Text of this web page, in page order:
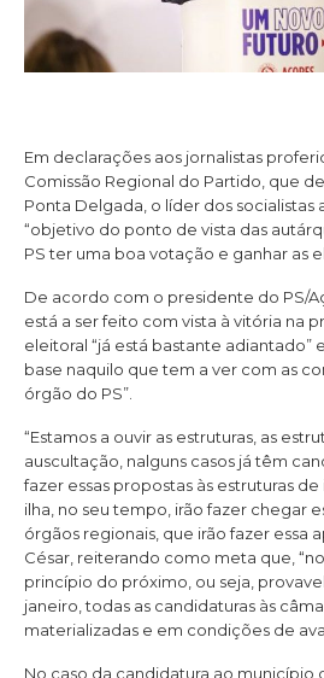
Em declarações aos jornalistas
Comissão Regional do Partido, que
Ponta Delgada, o líder dos socialistas
“objetivo do ponto de vista das
PS ter uma boa votação e ganhar as
De acordo com o presidente do PS/
está a ser feito com vista à vitória na
eleitoral “já está bastante adiantado”
base naquilo que tem a ver com as
órgão do PS”.
“Estamos a ouvir as estruturas, as
auscultação, nalguns casos já têm
fazer essas propostas às estruturas de
ilha, no seu tempo, irão fazer chegar
órgãos regionais, que irão fazer essa
César, reiterando como meta que,
princípio do próximo, ou seja,
janeiro, todas as candidaturas às
materializadas e em condições de
No caso da candidatura ao município